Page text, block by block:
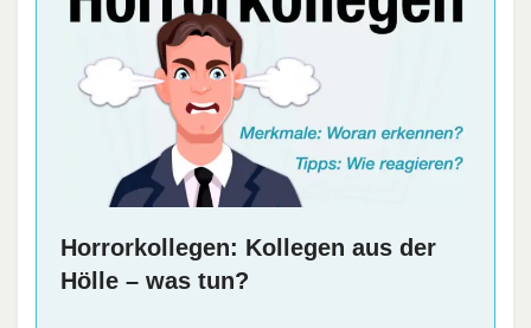
Horrorkollegen: Kollegen aus der
Hölle – was tun?